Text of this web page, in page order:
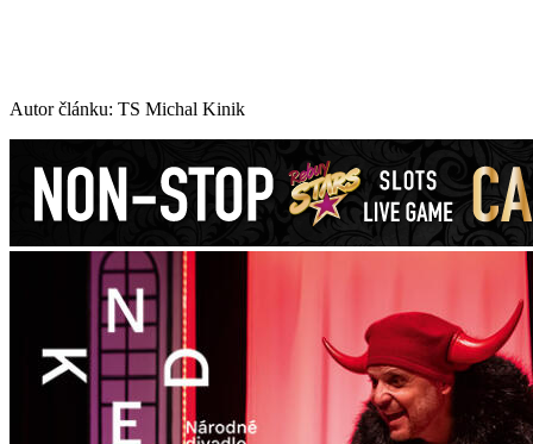
Autor článku: TS Michal Kinik